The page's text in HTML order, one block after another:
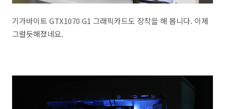
기가바이트 GTX1070 G1 그래픽카드도 장착을 해 봅니다. 이제
그럴듯해졌네요.